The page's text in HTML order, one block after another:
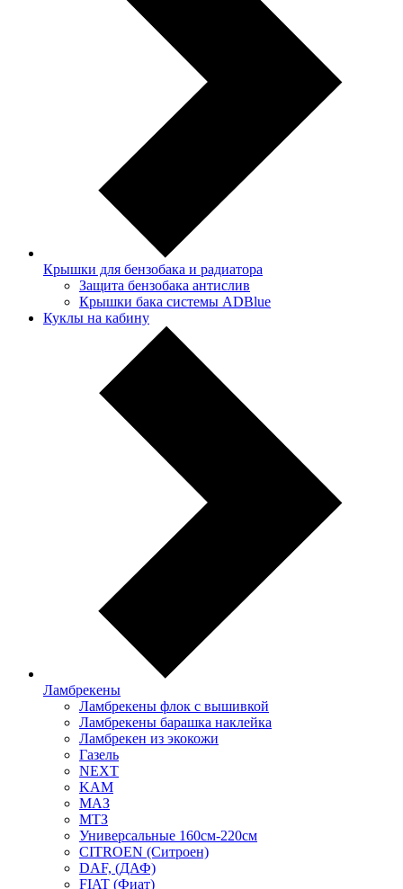
Крышки для бензобака и радиатора
Защита бензобака антислив
Крышки бака системы ADBlue
Куклы на кабину
Ламбрекены
Ламбрекены флок с вышивкой
Ламбрекены барашка наклейка
Ламбрекен из экокожи
Газель
NEXT
KAM
МАЗ
МТЗ
Универсальные 160см-220см
CITROEN (Ситроен)
DAF, (ДАФ)
FIAT (Фиат)